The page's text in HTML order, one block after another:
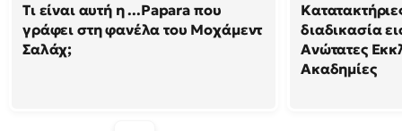
Τι είναι αυτή η ...Papara που
γράφει στη φανέλα του Μοχάμεντ
Σαλάχ;
διαδικασία
Ανώτατες
Ακαδημίες